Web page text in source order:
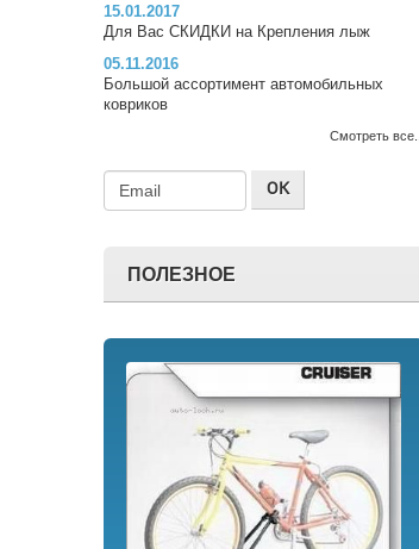
15.01.2017
Для Вас СКИДКИ на Крепления лыж
05.11.2016
Большой ассортимент автомобильных
ковриков
Смотреть все...
ПОЛЕЗНОЕ